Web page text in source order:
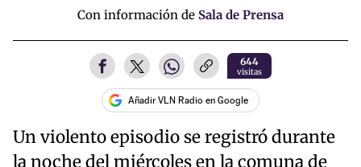
Con información de Sala de Prensa
644
visitas
Añadir VLN Radio en Google
Un violento episodio se registró durante
la noche del miércoles en la comuna de